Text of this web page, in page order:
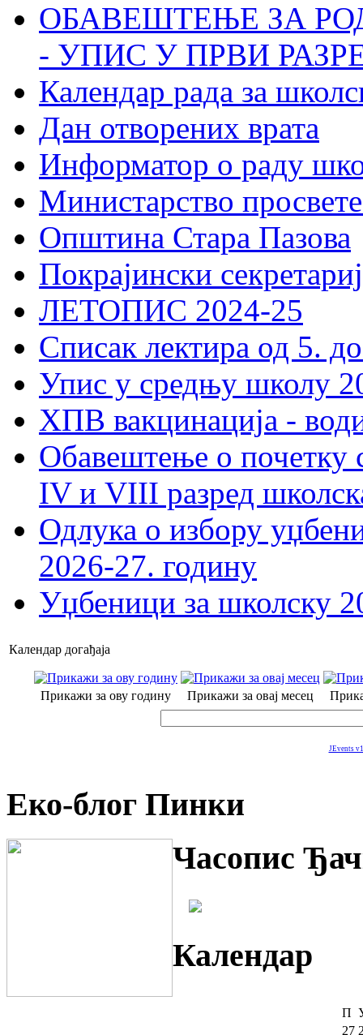
ОБАВЕШТЕЊЕ ЗА
- УПИС У ПРВИ
Календар рада за
Дан отворених врата
Информатор о раду
Министарство
Општина Стара Пазова
Покрајински
ЛЕТОПИС 2024-25
Списак лектира од 5.
Упис у средњу школу
ХПВ вакцинација -
Обавештење о почетку
IV и VIII разред
Одлука о избору
2026-27. годину
Уџбеници за школску
Календар догађаја
Прикажи за ову годину Прикажи за овај месец
JEvents
Еко-блог Пинки
Часопис
Календар
П
27